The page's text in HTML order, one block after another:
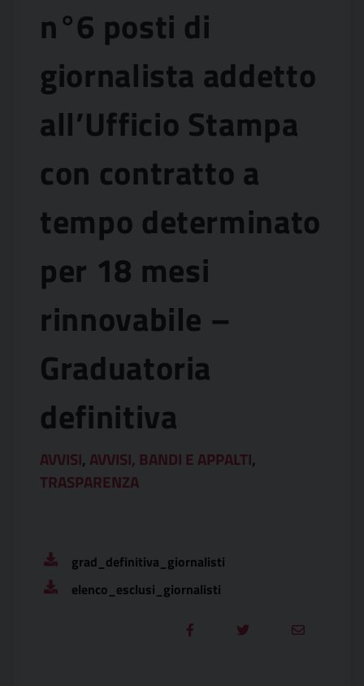
n°6 posti di
giornalista addetto
all’Ufficio Stampa
con contratto a
tempo determinato
per 18 mesi
rinnovabile –
Graduatoria
definitiva
AVVISI, AVVISI, BANDI E APPALTI,
TRASPARENZA
grad_definitiva_giornalisti
elenco_esclusi_giornalisti